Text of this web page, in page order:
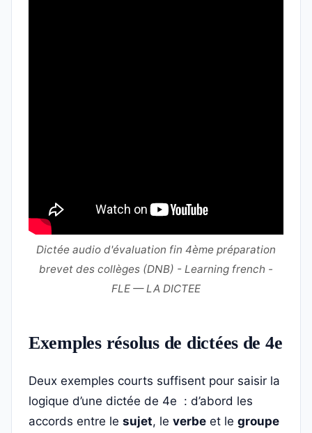
Dictée audio d'évaluation fin 4ème préparation
brevet des collèges (DNB) - Learning french -
FLE — LA DICTEE
Exemples résolus de dictées de 4e
Deux exemples courts suffisent pour saisir la
logique d’une dictée de 4e : d’abord les
accords entre le sujet, le verbe et le groupe